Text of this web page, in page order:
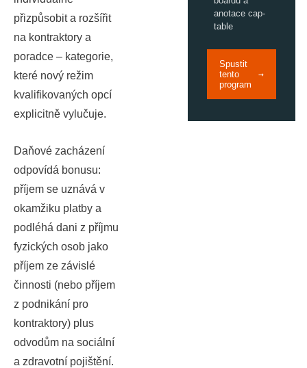
přizpůsobit a rozšířit
na kontraktory a
poradce – kategorie,
které nový režim
kvalifikovaných opcí
explicitně vylučuje.
Daňové zacházení
odpovídá bonusu:
příjem se uznává v
okamžiku platby a
podléhá dani z příjmu
fyzických osob jako
příjem ze závislé
činnosti (nebo příjem
z podnikání pro
kontraktory) plus
odvodům na sociální
a zdravotní pojištění.
anotace cap-
table
Spustit
tento
program
→